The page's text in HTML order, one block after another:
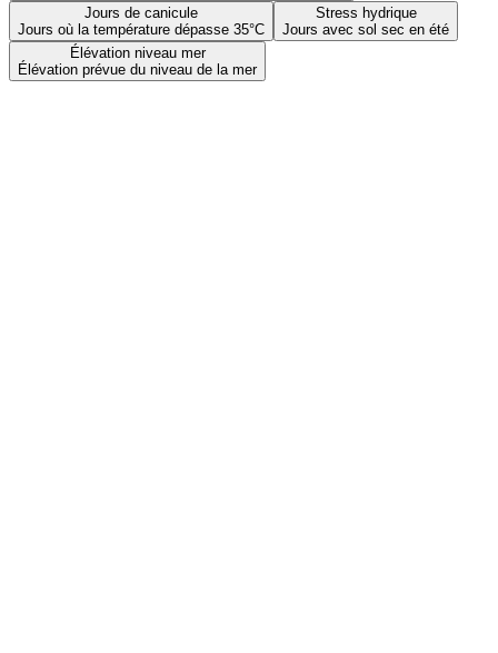
Jours de canicule
Jours où la température dépasse 35°C
Stress hydrique
Jours avec sol sec en été
Élévation niveau mer
Élévation prévue du niveau de la mer